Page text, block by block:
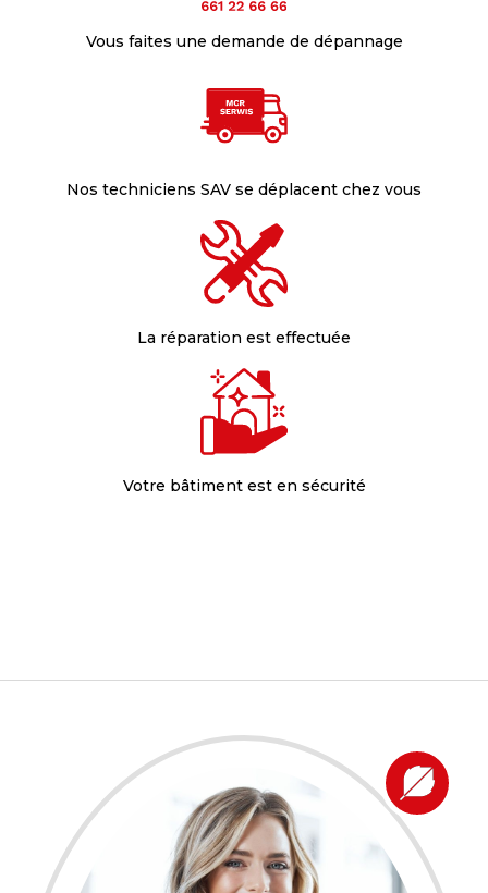
Vous faites une demande de dépannage
Nos techniciens SAV se déplacent chez vous
La réparation est effectuée
Votre bâtiment est en sécurité